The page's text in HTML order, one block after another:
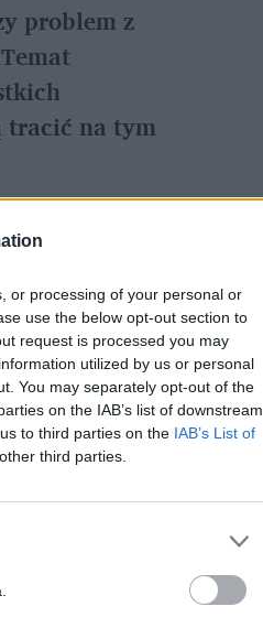
or processing of your personal or
use the below opt-out section to
request is processed you may
utilized by us or personal
You may separately opt-out of the
on the IAB’s list of downstream
to third parties on the IAB’s List of
third parties.
problem z
tracić na tym
trzeba